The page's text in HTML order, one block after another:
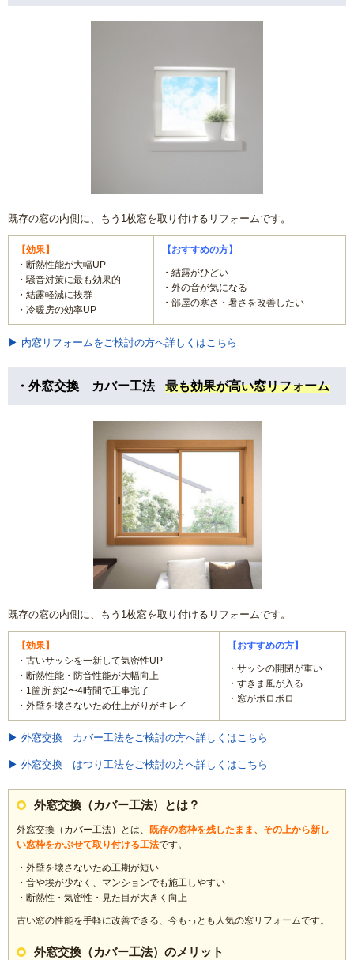
既存の窓の内側に、もう1枚窓を取り付けるリフォームです。
【効果】
・断熱性能が大幅UP
・騒音対策に最も効果的
・結露軽減に抜群
・冷暖房の効率UP
【おすすめの方】
・結露がひどい
・外の音が気になる
・部屋の寒さ・暑さを改善したい
▶ 内窓リフォームをご検討の方へ詳しくはこちら
・外窓交換 カバー工法 最も効果が高い窓リフォーム
既存の窓の内側に、もう1枚窓を取り付けるリフォームです。
【効果】
・古いサッシを一新して気密性UP
・断熱性能・防音性能が大幅向上
・1箇所 約2〜4時間で工事完了
・外壁を壊さないため仕上がりがキレイ
【おすすめの方】
・サッシの開閉が重い
・すきま風が入る
・窓がボロボロ
▶ 外窓交換 カバー工法をご検討の方へ詳しくはこちら
▶ 外窓交換 はつり工法をご検討の方へ詳しくはこちら
外窓交換（カバー工法）とは？
外窓交換（カバー工法）とは、
既存の窓枠を残したまま、その上から新し
い窓枠をかぶせて取り付ける工法です。
・外壁を壊さないため工期が短い
・音や埃が少なく、マンションでも施工しやすい
・断熱性・気密性・見た目が大きく向上
古い窓の性能を手軽に改善できる、今もっとも人気の窓リフォームです。
外窓交換（カバー工法）のメリット